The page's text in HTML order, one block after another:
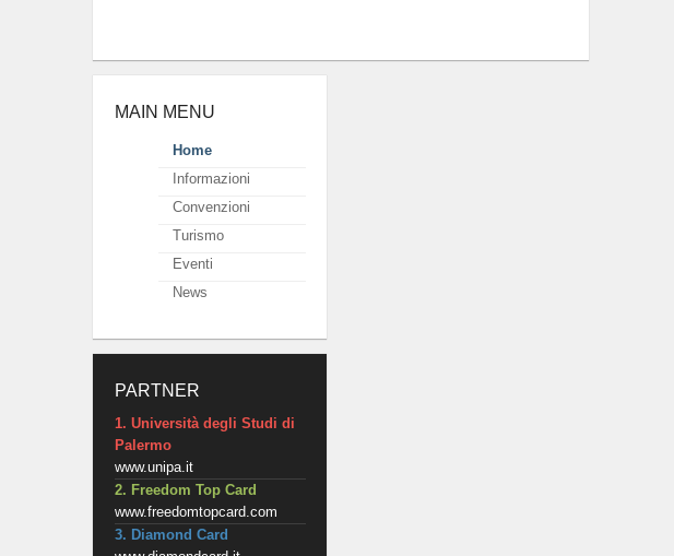
MAIN MENU
Home
Informazioni
Convenzioni
Turismo
Eventi
News
PARTNER
1. Università degli Studi di
Palermo
www.unipa.it
2. Freedom Top Card
www.freedomtopcard.com
3. Diamond Card